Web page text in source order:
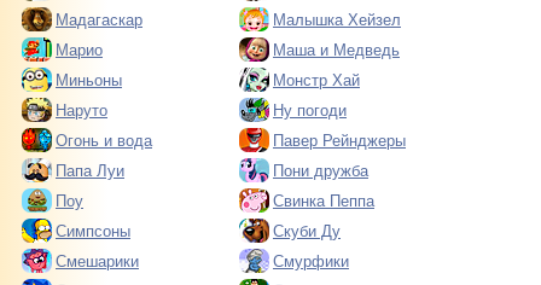
Мадагаскар
Малышка Хейзел
Марио
Маша и Медведь
Миньоны
Монстр Хай
Наруто
Ну погоди
Огонь и вода
Павер Рейнджеры
Папа Луи
Пони дружба
Поу
Свинка Пеппа
Симпсоны
Скуби Ду
Смешарики
Смурфики